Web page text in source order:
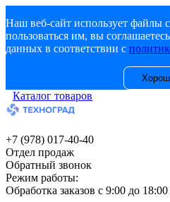
Наш веб-сайт использует файлы
пользоваться им, вы
данных в соответствии с
Каталог товаров
+7 (978) 017-40-40
Отдел продаж
Обратный звонок
Режим работы:
Обработка заказов с 9:00 до